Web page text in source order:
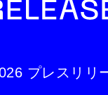
プレスリリ